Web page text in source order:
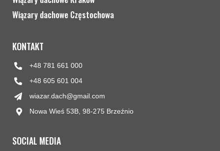
Wiązary dachowe Częstochowa
KONTAKT
+48 781 661 000
+48 605 601 004
wiazar.dach@gmail.com
Nowa Wieś 53B, 98-275 Brzeźnio
SOCIAL MEDIA